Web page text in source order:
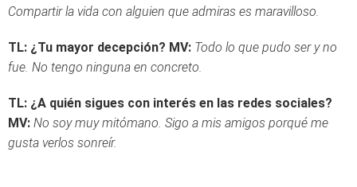
Compartir la vida con alguien que admiras es maravilloso.
TL: ¿Tu mayor decepción? MV: Todo lo que pudo ser y no
fue. No tengo ninguna en concreto.
TL: ¿A quién sigues con interés en las redes sociales?
MV: No soy muy mitómano. Sigo a mis amigos porqué me
gusta verlos sonreír.